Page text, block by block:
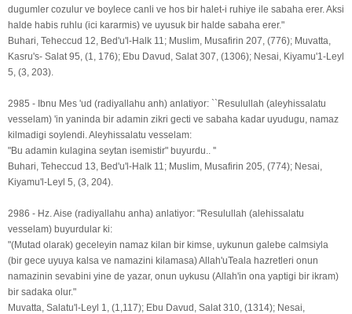
dugumler cozulur ve boylece canli ve hos bir halet-i ruhiye ile sabaha erer. Aksi
halde habis ruhlu (ici kararmis) ve uyusuk bir halde sabaha erer."
Buhari, Teheccud 12, Bed'u'l-Halk 11; Muslim, Musafirin 207, (776); Muvatta,
Kasru's- Salat 95, (1, 176); Ebu Davud, Salat 307, (1306); Nesai, Kiyamu'1-Leyl
5, (3, 203).
2985 - Ibnu Mes 'ud (radiyallahu anh) anlatiyor: ``Resulullah (aleyhissalatu
vesselam) 'in yaninda bir adamin zikri gecti ve sabaha kadar uyudugu, namaz
kilmadigi soylendi. Aleyhissalatu vesselam:
"Bu adamin kulagina seytan isemistir" buyurdu.. ''
Buhari, Teheccud 13, Bed'u'l-Halk 11; Muslim, Musafirin 205, (774); Nesai,
Kiyamu'l-Leyl 5, (3, 204).
2986 - Hz. Aise (radiyallahu anha) anlatiyor: "Resulullah (alehissalatu
vesselam) buyurdular ki:
"(Mutad olarak) geceleyin namaz kilan bir kimse, uykunun galebe calmsiyla
(bir gece uyuya kalsa ve namazini kilamasa) Allah'uTeala hazretleri onun
namazinin sevabini yine de yazar, onun uykusu (Allah'in ona yaptigi bir ikram)
bir sadaka olur."
Muvatta, Salatu'l-Leyl 1, (1,117); Ebu Davud, Salat 310, (1314); Nesai,